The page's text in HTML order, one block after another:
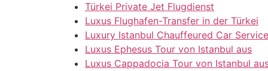
Türkei Private Jet Flugdienst
Luxus Flughafen-Transfer in der Türkei
Luxury Istanbul Chauffeured Car Service
Luxus Ephesus Tour von Istanbul aus
Luxus Cappadocia Tour von Istanbul